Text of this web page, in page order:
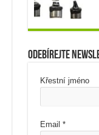
Odebírejte
Křestní jméno
Email *